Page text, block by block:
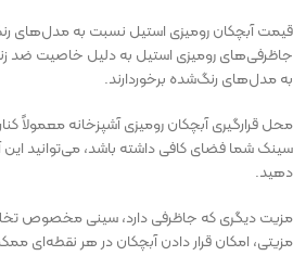
قیمت آبچکان رومیزی استیل نسبت به مدل‌های
جاظرفی‌های رومیزی استیل به دلیل خاصیت ضد
به مدل‌های رنگ‌شده برخوردارند.
محل قرارگیری آبچکان رومیزی آشپزخانه معمولاً
سینک شما فضای کافی داشته باشد، می‌توانید این
دهید.
مزیت دیگری که جاظرفی دارد، سینی مخصوص
مزیتی، امکان قرار دادن آبچکان در هر نقطه‌ای